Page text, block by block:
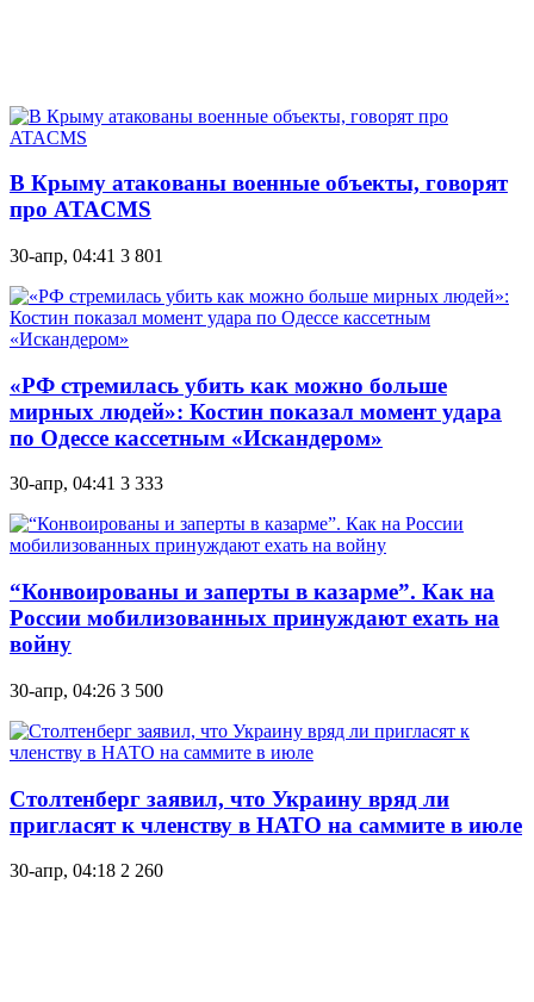
В Крыму атакованы военные объекты, говорят
про ATACMS
30-апр, 04:41 3 801
«РФ стремилась убить как можно больше
мирных людей»: Костин показал момент удара
по Одессе кассетным «Искандером»
30-апр, 04:41 3 333
“Конвоированы и заперты в казарме”. Как на
России мобилизованных принуждают ехать на
войну
30-апр, 04:26 3 500
Столтенберг заявил, что Украину вряд ли
пригласят к членству в НАТО на саммите в июле
30-апр, 04:18 2 260